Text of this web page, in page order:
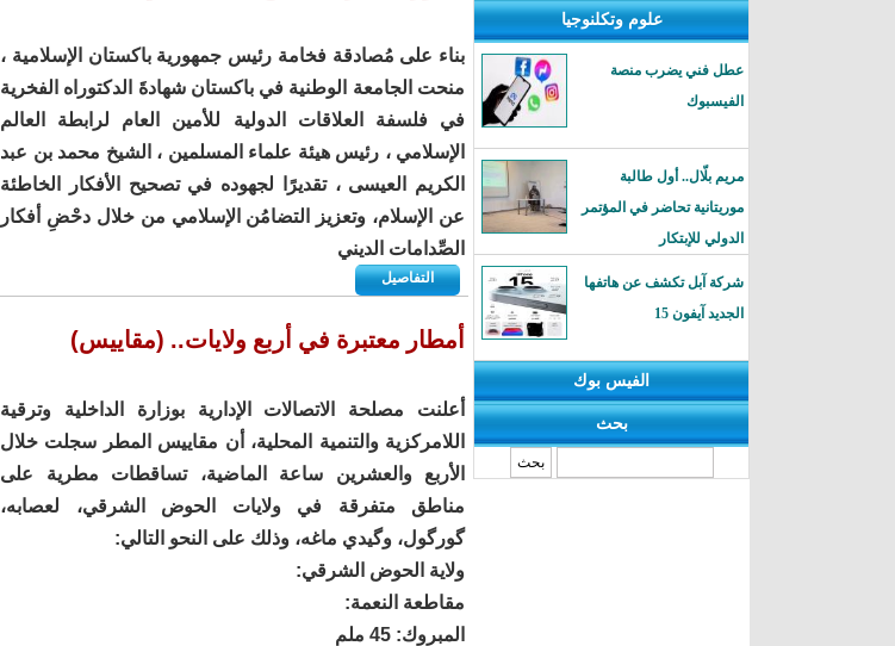
علوم وتكلنوجيا
عطل فني يضرب منصة
الفيسبوك
مريم بلّال.. أول طالبة
موريتانية تحاضر في المؤتمر
الدولي للإبتكار
شركة آبل تكشف عن هاتفها
الجديد آيفون 15
الفيس بوك
بحث
بناء على مُصادقة فخامة رئيس جمهورية باكستان الإسلامية ،
منحت الجامعة الوطنية في باكستان شهادةَ الدكتوراه الفخرية
في فلسفة العلاقات الدولية للأمين العام لرابطة العالم
الإسلامي ، رئيس هيئة علماء المسلمين ، الشيخ محمد بن عبد
الكريم العيسى ، تقديرًا لجهوده في تصحيح الأفكار الخاطئة
عن الإسلام، وتعزيز التضامُن الإسلامي من خلال دحْضِ أفكار
الصِّدامات الديني
التفاصيل
أمطار معتبرة في أربع ولايات.. (مقاييس)
أعلنت مصلحة الاتصالات الإدارية بوزارة الداخلية وترقية
اللامركزية والتنمية المحلية، أن مقاييس المطر سجلت خلال
الأربع والعشرين ساعة الماضية، تساقطات مطرية على
مناطق متفرقة في ولايات الحوض الشرقي، لعصابه،
گورگول، وگيدي ماغه، وذلك على النحو التالي:
ولاية الحوض الشرقي:
مقاطعة النعمة:
المبروك: 45 ملم